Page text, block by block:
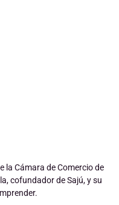
la Cámara de Comercio de
cofundador de Sajú, y su